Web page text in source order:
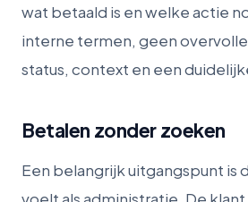
wat betaald is en welke actie
interne termen, geen
status, context en een
Betalen zonder zoeken
Een belangrijk uitgangspunt is
voelt als administratie. De